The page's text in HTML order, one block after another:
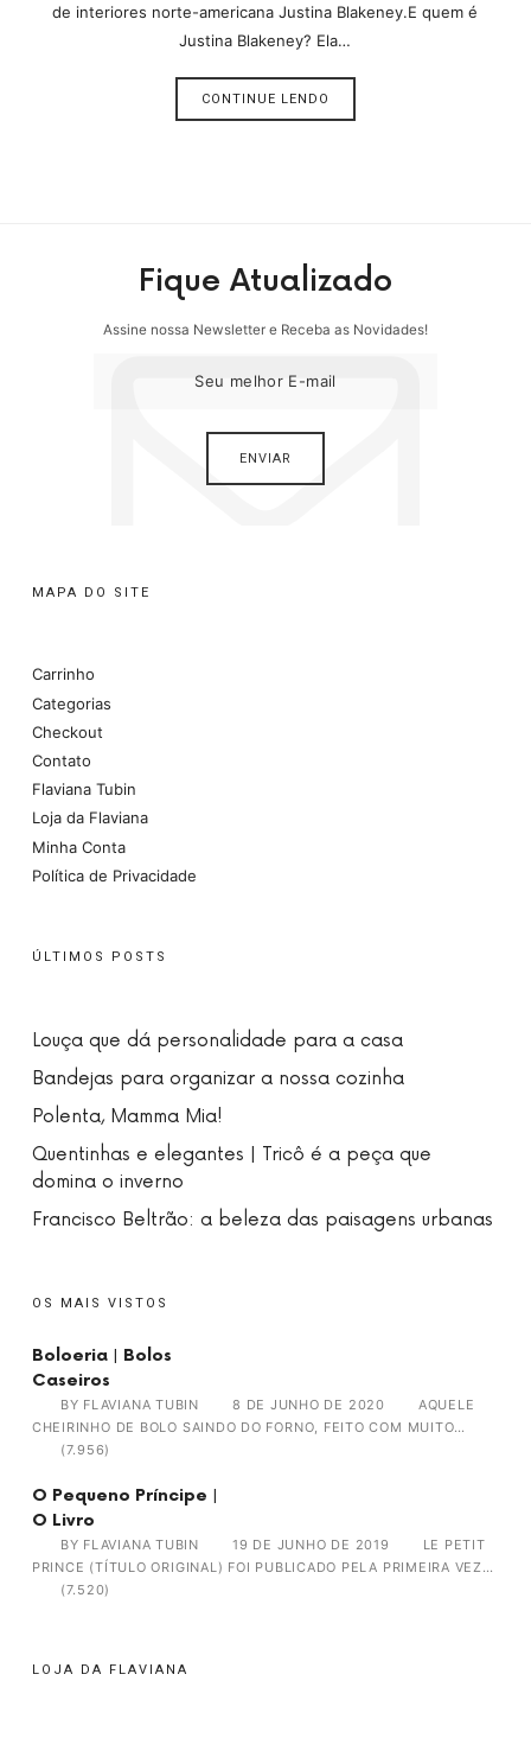
de interiores norte-americana Justina Blakeney.E quem é
Justina Blakeney? Ela…
CONTINUE LENDO
Fique Atualizado
Assine nossa Newsletter e Receba as Novidades!
MAPA DO SITE
Carrinho
Categorias
Checkout
Contato
Flaviana Tubin
Loja da Flaviana
Minha Conta
Política de Privacidade
ÚLTIMOS POSTS
Louça que dá personalidade para a casa
Bandejas para organizar a nossa cozinha
Polenta, Mamma Mia!
Quentinhas e elegantes | Tricô é a peça que
domina o inverno
Francisco Beltrão: a beleza das paisagens urbanas
OS MAIS VISTOS
Boloeria | Bolos
Caseiros
BY FLAVIANA TUBIN 8 DE JUNHO DE 2020
AQUELE
CHEIRINHO DE BOLO SAINDO DO FORNO, FEITO COM MUITO…
(7.956)
O Pequeno Príncipe |
O Livro
BY FLAVIANA TUBIN 19 DE JUNHO DE 2019
LE PETIT
PRINCE (TÍTULO ORIGINAL) FOI PUBLICADO PELA PRIMEIRA VEZ…
(7.520)
LOJA DA FLAVIANA